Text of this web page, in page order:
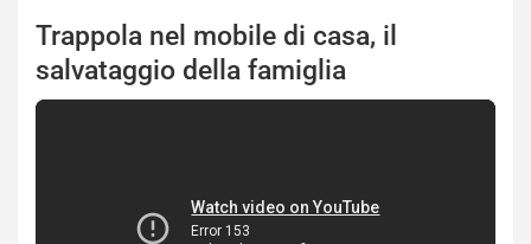
Trappola nel mobile di casa, il
salvataggio della famiglia